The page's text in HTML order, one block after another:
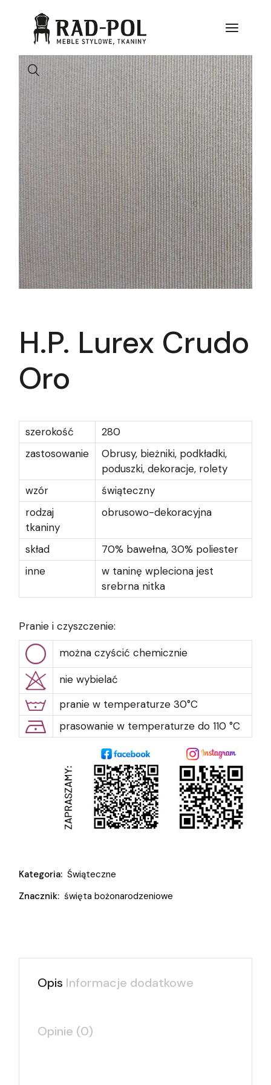
H.P. Lurex Crudo
Oro
szerokość
280
zastosowanie
Obrusy, bieżniki, podkładki,
poduszki, dekoracje, rolety
wzór
świąteczny
rodzaj
tkaniny
obrusowo-dekoracyjna
skład
70% bawełna, 30% poliester
inne
w taninę wpleciona jest
srebrna nitka
Pranie i czyszczenie:
można czyścić chemicznie
nie wybielać
pranie w temperaturze 30°C
prasowanie w temperaturze do 110 °C
Kategoria: Świąteczne
Znacznik: święta bożonarodzeniowe
Opis Informacje dodatkowe
Opinie (0)